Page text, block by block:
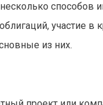
участие
из них.